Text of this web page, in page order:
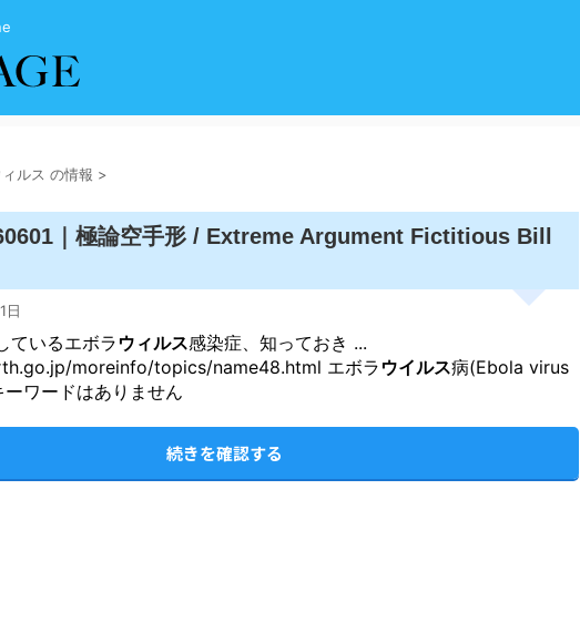
ルス の情報 >
｜極論空手形 / Extreme Argument Fictitious Bill
日
ているエボラ ウィルス感染症、知っておき ...
moreinfo/topics/name48.html エボラ ウイルス病(Ebola virus
ワードはありません
続きを確認する